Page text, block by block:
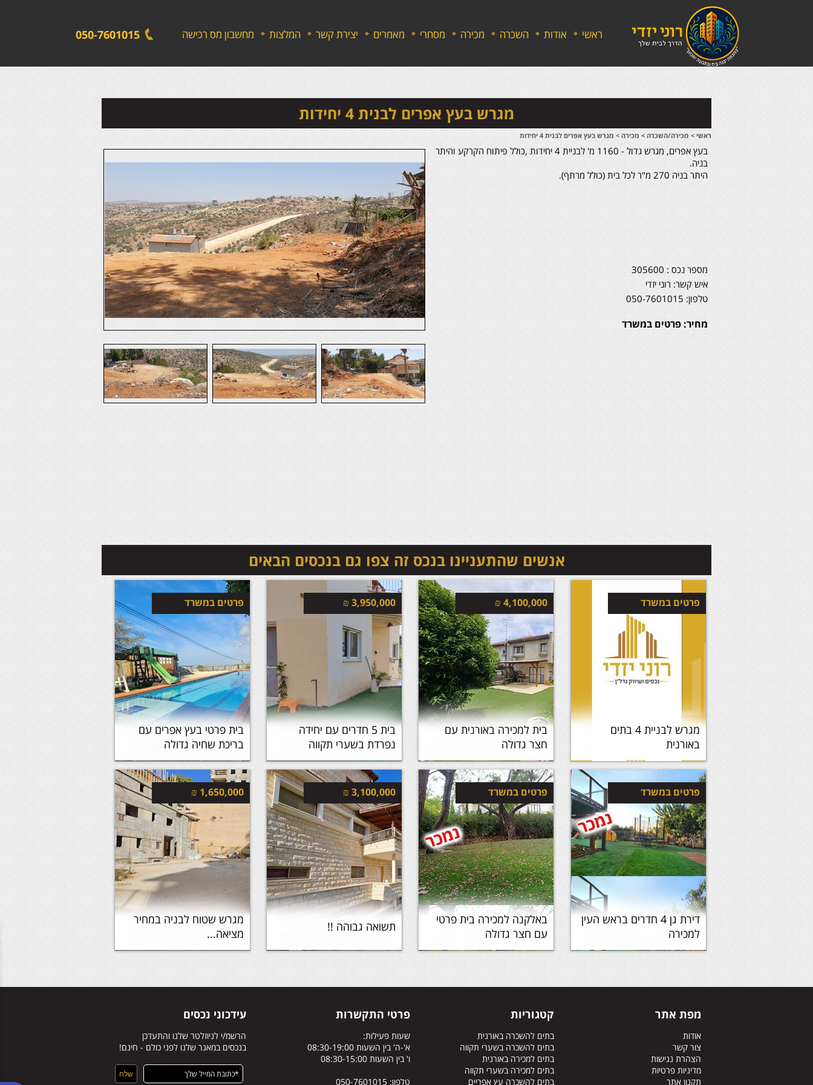
ראשי אודות השכרה מכירה מסחרי מאמרים יצירת קשר המלצות מחשבון מס רכישה 050-7601015
מגרש בעץ אפרים לבנית 4 יחידות
ראשי > מכירה/השכרה > מכירה > מגרש בעץ אפרים לבנית 4 יחידות
בעץ אפרים, מגרש גדול - 1160 מ' לבניית 4 יחידות ,כולל פיתוח הקרקע והיתר
בניה.
היתר בניה 270 מ"ר לכל בית (כולל מרתף).
מספר נכס : 305600
איש קשר: רוני יזדי
טלפון: 050-7601015
מחיר: פרטים במשרד
אנשים שהתעניינו בנכס זה צפו גם בנכסים הבאים
פרטים במשרד
מגרש לבניית 4 בתים
באורנית
4,100,000
₪
בית למכירה באורנית עם
חצר גדולה
3,950,000
₪
בית 5 חדרים עם יחידה
נפרדת בשערי תקווה
פרטים במשרד
בית פרטי בעץ אפרים עם
בריכת שחיה גדולה
פרטים במשרד
דירת גן 4 חדרים בראש העין
למכירה
פרטים במשרד
באלקנה למכירה בית פרטי
עם חצר גדולה
3,100,000
₪
תשואה גבוהה !!
1,650,000
₪
מגרש שטוח לבניה במחיר
מציאה...
מפת אתר קטגוריות פרטי התקשרות עידכוני נכסים
אודות
צור קשר
הצהרת נגישות
מדיניות פרטיות
תקנון אתר
בתים להשכרה באורנית
בתים להשכרה בשערי תקווה
בתים למכירה באורנית
בתים למכירה בשערי תקווה
בתים להשכרה עץ אפריים
שעות פעילות:
א'-ה' בין השעות 08:30-19:00
ו' בין השעות 08:30-15:00
טלפון: 050-7601015
הרשמ/י לניוזלטר שלנו והתעדכן
בנכסים במאגר שלנו לפני כולם - חינם!